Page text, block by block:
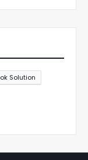
Solution